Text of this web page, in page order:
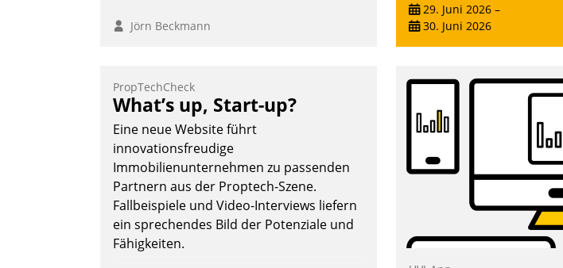
Jörn Beckmann
29. Juni 2026 –
30. Juni 2026
PropTechCheck
What’s up, Start-up?
Eine neue Website führt
innovationsfreudige
Immobilienunternehmen zu passenden
Partnern aus der Proptech-Szene.
Fallbeispiele und Video-Interviews liefern
ein sprechendes Bild der Potenziale und
Fähigkeiten.